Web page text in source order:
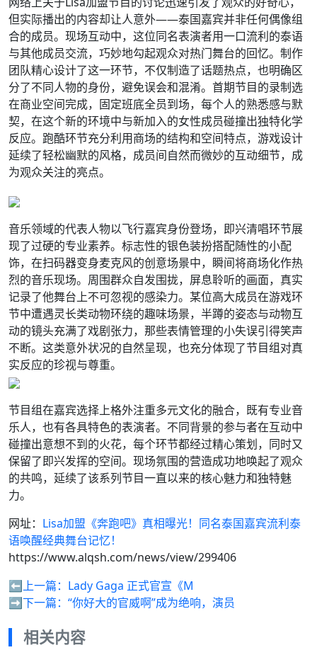
但实际播出的内容却让人意外——泰国嘉宾并非任何偶像组
合的成员。现场互动中，这位同名表演者用一口流利的泰语
与其他成员交流，巧妙地勾起观众对热门舞台的回忆。制作
团队精心设计了这一环节，不仅制造了话题热点，也明确区
分了不同人物的身份，避免误会和混淆。首期节目的录制选
在商业空间完成，固定班底全员到场，每个人的熟悉感与默
契，在这个新的环境中与新加入的女性成员碰撞出独特化学
反应。跑酷环节充分利用商场的结构和空间特点，游戏设计
延续了轻松幽默的风格，成员间自然而微妙的互动细节，成
为观众关注的亮点。
音乐领域的代表人物以飞行嘉宾身份登场，即兴清唱环节展
现了过硬的专业素养。标志性的银色装扮搭配随性的小配
饰，在扫码器变身麦克风的创意场景中，瞬间将商场化作热
烈的音乐现场。周围群众自发围拢，屏息聆听的画面，真实
记录了他舞台上不可忽视的感染力。某位高大成员在游戏环
节中遭遇灵长类动物环绕的趣味场景，半蹲的姿态与动物互
动的镜头充满了戏剧张力，那些表情管理的小失误引得笑声
不断。这类意外状况的自然呈现，也充分体现了节目组对真
实反应的珍视与尊重。
节目组在嘉宾选择上格外注重多元文化的融合，既有专业音
乐人，也有各具特色的表演者。不同背景的参与者在互动中
碰撞出意想不到的火花，每个环节都经过精心策划，同时又
保留了即兴发挥的空间。现场氛围的营造成功地唤起了观众
的共鸣，延续了该系列节目一直以来的核心魅力和独特魅
力。
网址： Lisa加盟《奔跑吧》真相曝光！同名泰国嘉宾流利泰
语唤醒经典舞台记忆！
https://www.alqsh.com/news/view/299406
⬅️上一篇： Lady Gaga 正式官宣《M
➡️下一篇： “你好大的官威啊”成为绝响，演员
相关内容